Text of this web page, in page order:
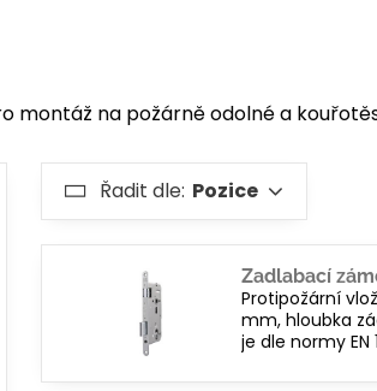
na požárně odolné a
Řadit dle: Pozice
Zadlabací
Protipožární
mm, hloubka
je dle normy EN